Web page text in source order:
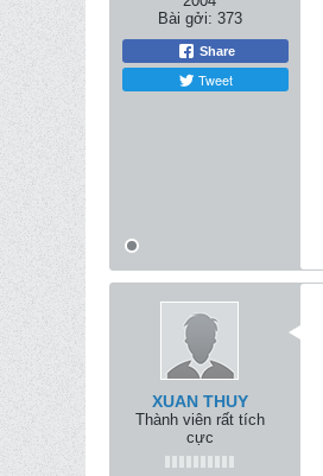
Bài gởi: 373
Share
Tweet
XUAN THUY
Thành viên rất tích
cực